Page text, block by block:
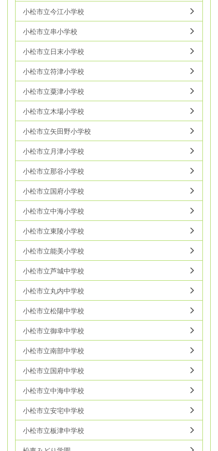
小松市立今江小学校
小松市立串小学校
小松市立日末小学校
小松市立符津小学校
小松市立粟津小学校
小松市立木場小学校
小松市立矢田野小学校
小松市立月津小学校
小松市立那谷小学校
小松市立国府小学校
小松市立中海小学校
小松市立東陵小学校
小松市立能美小学校
小松市立芦城中学校
小松市立丸内中学校
小松市立松陽中学校
小松市立御幸中学校
小松市立南部中学校
小松市立国府中学校
小松市立中海中学校
小松市立安宅中学校
小松市立板津中学校